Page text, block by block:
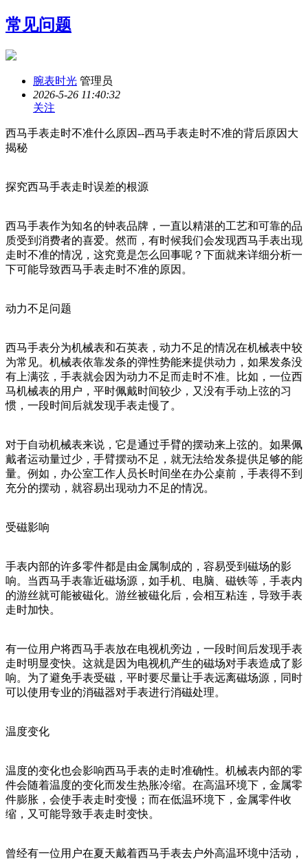
常见问题
腕表时光 管理员
2026-5-26 11:40:32
关注
西马手表走时不准什么原因--西马手表走时不准的背后原因大
揭秘
探究西马手表走时误差的根源
西马手表作为知名的钟表品牌，一直以精湛的工艺和可靠的品
质受到消费者的喜爱。然而，有时候我们会发现西马手表出现
走时不准的情况，这究竟是怎么回事呢？下面就来详细分析一
下可能导致西马手表走时不准的原因。
动力不足问题
西马手表分为机械表和石英表，动力不足的情况在机械表中较
为常见。机械表依靠发条的弹性势能来提供动力，如果发条没
有上满弦，手表就会因为动力不足而走时不准。比如，一位西
马机械表的用户，平时佩戴时间较少，又没有手动上弦的习
惯，一段时间后就发现手表走慢了。
对于自动机械表来说，它是通过手臂的摆动来上弦的。如果佩
戴者运动量过少，手臂摆动不足，就无法给发条提供足够的能
量。例如，办公室工作人员长时间坐在办公桌前，手表得不到
充分的摆动，就容易出现动力不足的情况。
受磁影响
手表内部的许多零件都是由金属制成的，容易受到磁场的影
响。当西马手表靠近磁场源，如手机、电脑、磁铁等，手表内
的游丝就可能被磁化。游丝被磁化后，会相互粘连，导致手表
走时加快。
有一位用户将西马手表放在电视机旁边，一段时间后发现手表
走时明显变快。这就是因为电视机产生的磁场对手表造成了影
响。为了避免手表受磁，平时要尽量让手表远离磁场源，同时
可以使用专业的消磁器对手表进行消磁处理。
温度变化
温度的变化也会影响西马手表的走时准确性。机械表内部的零
件会随着温度的变化而发生热胀冷缩。在高温环境下，金属零
件膨胀，会使手表走时变慢；而在低温环境下，金属零件收
缩，又可能导致手表走时变快。
曾经有一位用户在夏天戴着西马手表去户外高温环境中活动，